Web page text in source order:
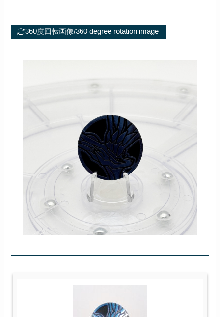
360度回転画像/360 degree rotation image